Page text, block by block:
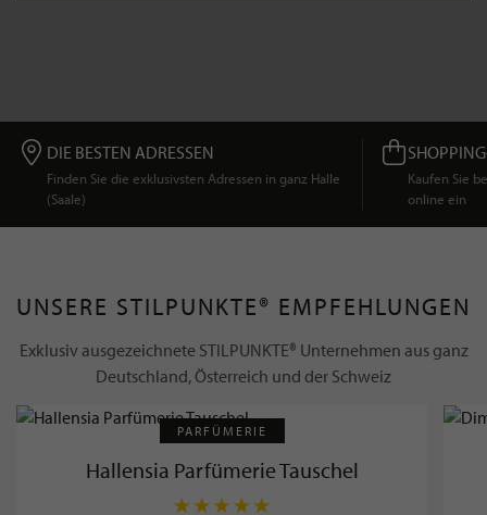
DIE BESTEN ADRESSEN
Finden Sie die exklusivsten Adressen in ganz Halle
(Saale)
Kaufen Sie
online ein
UNSERE STILPUNKTE® EMPFEHLUNGEN
Exklusiv ausgezeichnete STILPUNKTE® Unternehmen aus ganz
Deutschland, Österreich und der Schweiz
PARFÜMERIE
Hallensia Parfümerie Tauschel